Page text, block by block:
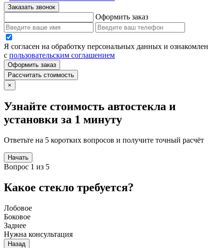
Заказать звонок
Оформить заказ
Я согласен на обработку персональных данных и ознакомлен
с пользовательским соглашением
Оформить заказ
Рассчитать стоимость
×
Узнайте стоимость автостекла и
установки за 1 минуту
Ответьте на 5 коротких вопросов и получите точный расчёт
Начать
Вопрос 1 из 5
Какое стекло требуется?
Лобовое
Боковое
Заднее
Нужна консультация
Назад